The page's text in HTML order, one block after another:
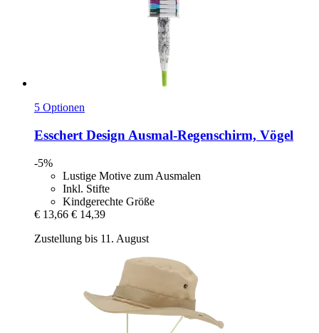
5 Optionen
Esschert Design Ausmal-​Regenschirm, Vögel
-5%
Lustige Motive zum Ausmalen
Inkl. Stifte
Kindgerechte Größe
€ 13,66 € 14,39
Zustellung bis 11. August